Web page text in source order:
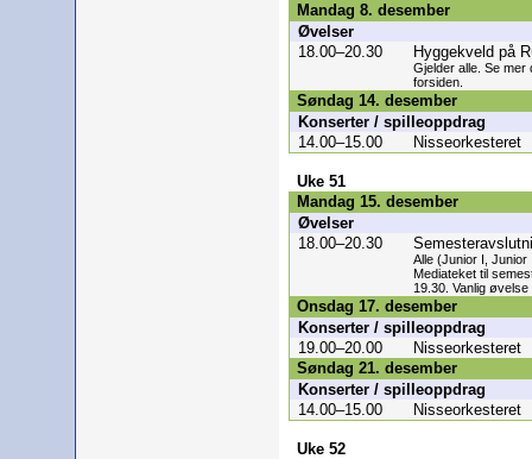
Mandag 8. desember
Øvelser
18.00–20.30
Hyggekveld på
Gjelder alle. Se mer
forsiden.
Søndag 14. desember
Konserter / spilleoppdrag
14.00–15.00
Nisseorkesteret
Uke 51
Mandag 15. desember
Øvelser
18.00–20.30
Alle (Junior I, Junior
Mediateket til
19.30. Vanlig
Onsdag 17. desember
Konserter / spilleoppdrag
19.00–20.00
Nisseorkesteret
Søndag 21. desember
Konserter / spilleoppdrag
14.00–15.00
Nisseorkesteret
Uke 52